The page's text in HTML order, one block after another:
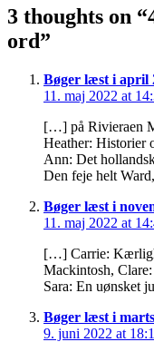
3 thoughts on “
ord”
Bøger læst i april
11. maj 2022 at
[…] på Rivieraen
Heather: Historier
Ann: Det
Den feje helt
Bøger læst i
11. maj 2022 at
[…] Carrie:
Mackintosh,
Sara: En uønsket
Bøger læst i
9. juni 2022 at